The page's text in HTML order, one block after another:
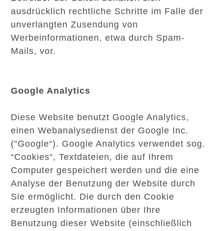
ausdrücklich rechtliche Schritte im Falle der
unverlangten Zusendung von
Werbeinformationen, etwa durch Spam-
Mails, vor.
Google Analytics
Diese Website benutzt Google Analytics,
einen Webanalysedienst der Google Inc.
(“Google“). Google Analytics verwendet sog.
“Cookies“, Textdateien, die auf Ihrem
Computer gespeichert werden und die eine
Analyse der Benutzung der Website durch
Sie ermöglicht. Die durch den Cookie
erzeugten Informationen über Ihre
Benutzung dieser Website (einschließlich